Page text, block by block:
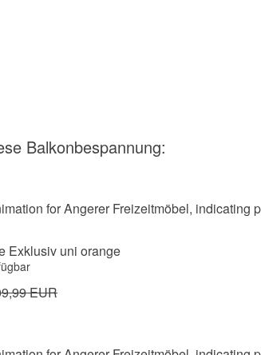
Balkonbespannung:
Exklusiv uni orange
EUR